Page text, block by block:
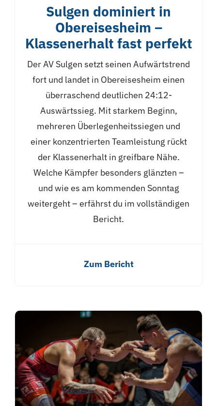
Sulgen dominiert in
Obereisesheim –
Klassenerhalt fast perfekt
Der AV Sulgen setzt seinen Aufwärtstrend
fort und landet in Obereisesheim einen
überraschend deutlichen 24:12-
Auswärtssieg. Mit starkem Beginn,
mehreren Überlegenheitssiegen und
einer konzentrierten Teamleistung rückt
der Klassenerhalt in greifbare Nähe.
Welche Kämpfer besonders glänzten –
und wie es am kommenden Sonntag
weitergeht – erfährst du im vollständigen
Bericht.
Zum Bericht